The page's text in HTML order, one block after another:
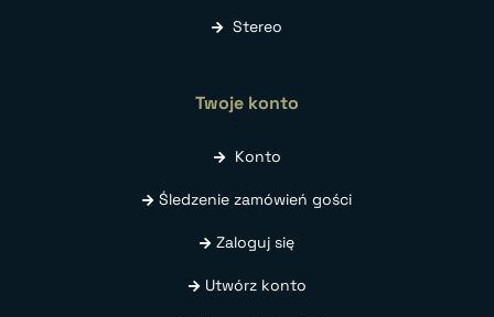
Stereo
Twoje konto
Konto
Śledzenie zamówień gości
Zaloguj się
Utwórz konto